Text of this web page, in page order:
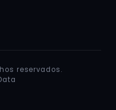
reservados.